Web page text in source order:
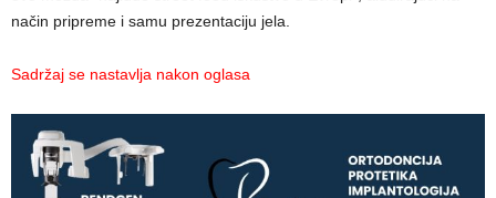
način pripreme i samu prezentaciju jela.
Sadržaj se nastavlja nakon oglasa